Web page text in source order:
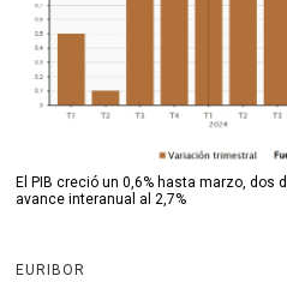
El PIB creció un 0,6% hasta marzo, dos
avance interanual al 2,7%
EURIBOR